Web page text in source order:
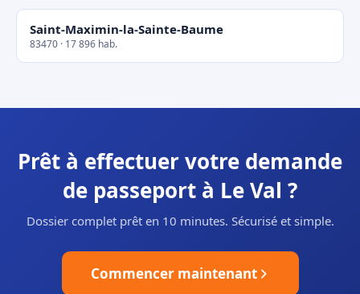
Saint-Maximin-la-Sainte-Baume
83470 · 17 896 hab.
Prêt à effectuer votre demande
de passeport à Le Val ?
Dossier complet prêt en 10 minutes. Sécurisé et simple.
Commencer maintenant